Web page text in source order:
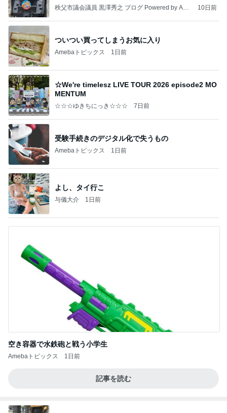
秩父市議会議員 黒澤秀之 ブログ Powered by Ame
10日前
ついつい買ってしまうお気に入り
Amebaトピックス 1日前
☆We're timelesz LIVE TOUR 2026 episode2 MO
MENTUM
☆☆☆ゆきちにっき☆☆☆ 7日前
受験手続きのデジタル化で失うもの
Amebaトピックス 1日前
よし、タイ行こ
与儀大介 1日前
空き容器で水鉄砲と戦う小学生
Amebaトピックス 1日前
記事を読む